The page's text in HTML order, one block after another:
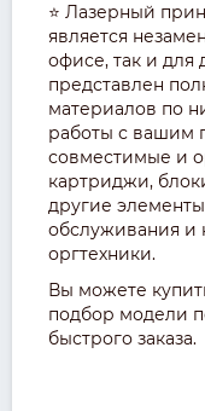
⭐ Лазерный
является
офисе, так и для
представлен
материалов по
работы с вашим
совместимые и
картриджи,
другие
обслуживания и
оргтехники.
Вы можете
подбор модели
быстрого заказа.